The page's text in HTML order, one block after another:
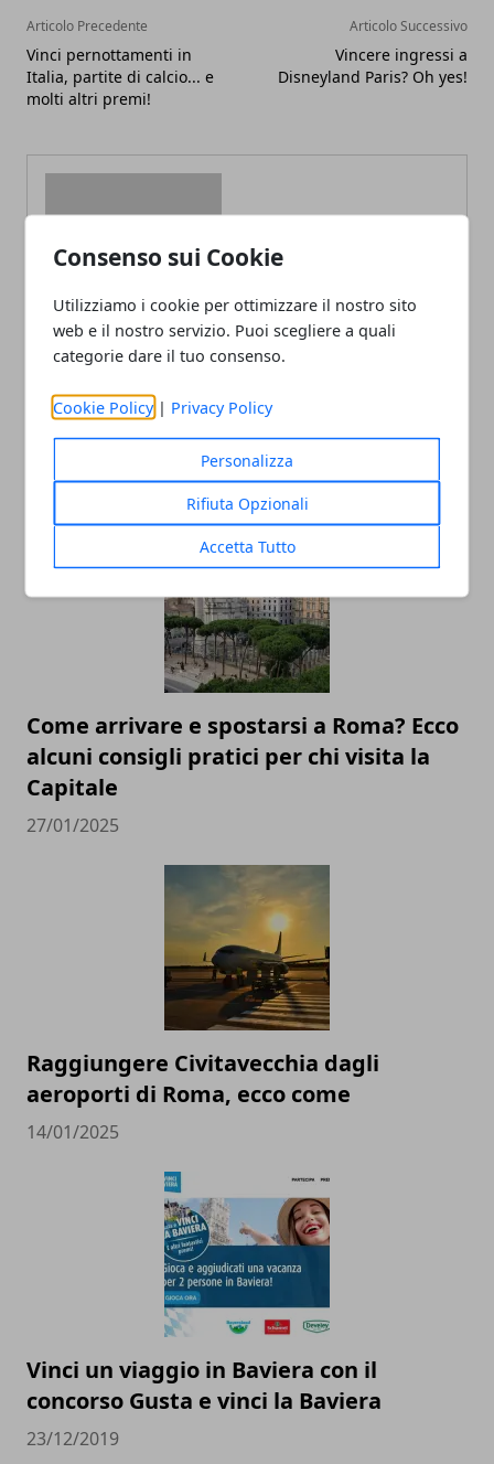
Consenso sui Cookie
Utilizziamo i cookie per ottimizzare il nostro sito
web e il nostro servizio. Puoi scegliere a quali
categorie dare il tuo consenso.
Cookie Policy | Privacy Policy
Personalizza
Rifiuta Opzionali
Accetta Tutto
Articolo Precedente
Vinci pernottamenti in
Italia, partite di calcio... e
molti altri premi!
Articolo Successivo
Vincere ingressi a
Disneyland Paris? Oh yes!
ARTICOLI CORRELATI
Come arrivare e spostarsi a Roma? Ecco
alcuni consigli pratici per chi visita la
Capitale
27/01/2025
Raggiungere Civitavecchia dagli
aeroporti di Roma, ecco come
14/01/2025
Vinci un viaggio in Baviera con il
concorso Gusta e vinci la Baviera
23/12/2019